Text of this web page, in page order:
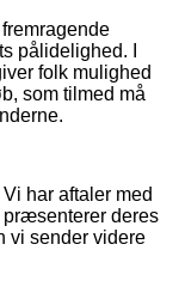
pålidelighed. I
folk mulighed
som tilmed må
har aftaler med
præsenterer deres
vi sender videre